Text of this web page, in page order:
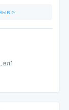
>
вл1